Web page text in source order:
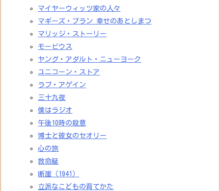
マイヤーウィッツ家の人々
マギーズ・プラン 幸せのあとしまつ
マリッジ・ストーリー
モービウス
ヤング・アダルト・ニューヨーク
ユニコーン・ストア
ラブ・アゲイン
三十九夜
僕はラジオ
午後10時の殺意
博士と彼女のセオリー
心の旅
救命艇
断崖（1941）
立派なこどもの育てかた